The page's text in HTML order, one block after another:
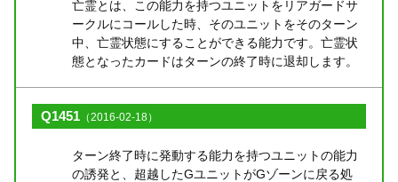
亡霊とは、この能力を持つユニットをリアガードサ
ークルにコールした時、そのユニットをそのターン
中、亡霊状態にすることができる能力です。亡霊状
態となったカードはターンの終了時に退却します。
Q1451 （2016-02-18）
ターン終了時に発動する能力を持つユニットの能力
の誘発と、超越したGユニットがGゾーンに戻る処